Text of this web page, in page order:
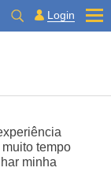
Login
tempo
minha